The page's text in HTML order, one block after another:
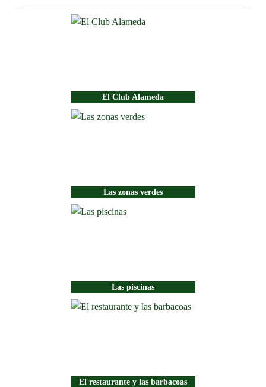
El Club Alameda
Las zonas verdes
Las piscinas
El restaurante y las barbacoas